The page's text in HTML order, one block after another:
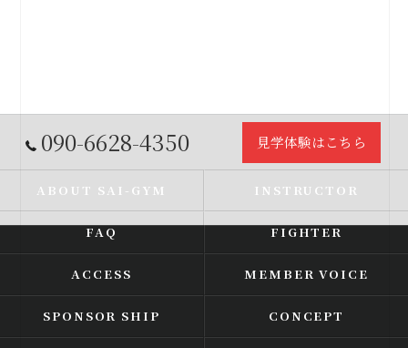
090-6628-4350 見学体験はこちら
ABOUT SAI-GYM INSTRUCTOR
FAQ FIGHTER
ACCESS MEMBER VOICE
SPONSOR SHIP CONCEPT